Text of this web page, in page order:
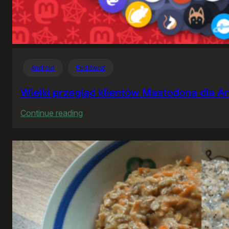
Android Fediświat
Wielki przegląd klientów Mastodona dla
Continue reading
przegląd
klientów
Mastodona
dla
Androida